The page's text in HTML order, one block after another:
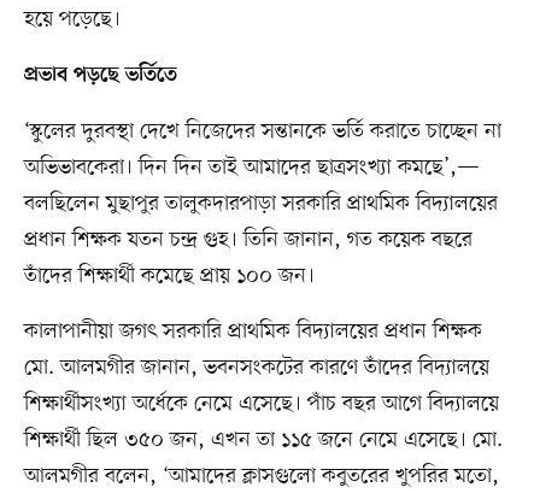
হয়ে পড়েছে।
প্রভাব পড়ছে ভর্তিতে
‘স্কুলের দুরবস্থা দেখে নিজেদের সন্তানকে ভর্তি করাতে চাচ্ছেন না
অভিভাবকেরা। দিন দিন তাই আমাদের ছাত্রসংখ্যা কমছে’,—
বলছিলেন মুছাপুর তালুকদারপাড়া সরকারি প্রাথমিক বিদ্যালয়ের
প্রধান শিক্ষক যতন চন্দ্র গুহ। তিনি জানান, গত কয়েক বছরে
তাঁদের শিক্ষার্থী কমেছে প্রায় ১০০ জন।
কালাপানীয়া জগৎ সরকারি প্রাথমিক বিদ্যালয়ের প্রধান শিক্ষক
মো. আলমগীর জানান, ভবনসংকটের কারণে তাঁদের বিদ্যালয়ে
শিক্ষার্থীসংখ্যা অর্ধেকে নেমে এসেছে। পাঁচ বছর আগে বিদ্যালয়ে
শিক্ষার্থী ছিল ৩৫০ জন, এখন তা ১১৫ জনে নেমে এসেছে। মো.
আলমগীর বলেন, ‘আমাদের ক্লাসগুলো কবুতরের খুপরির মতো,